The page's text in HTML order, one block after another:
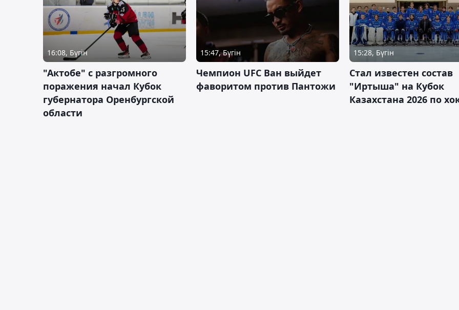
16:08, Бүгін
"Актобе" с разгромного
поражения начал Кубок
губернатора Оренбургской
области
15:47, Бүгін
Чемпион UFC Ван выйдет
фаворитом против Пантожи
15:28, Бүгін
Стал известен состав
"Иртыша" на Кубок
Казахстана 2026 по